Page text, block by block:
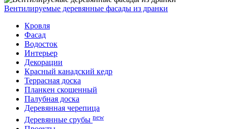
Вентилируемые деревянные фасады из дранки
Кровля
Фасад
Водосток
Интерьер
Декорации
Красный канадский кедр
Террасная доска
Планкен скошенный
Палубная доска
Деревянная черепица
Деревянные срубы new